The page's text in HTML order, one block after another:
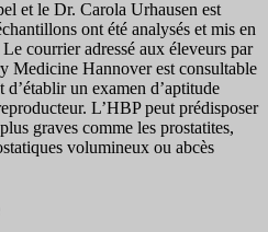
et le Dr. Carola Urhausen est
ont été analysés et mis en
courrier adressé aux éleveurs par
Medicine Hannover est consultable
d’établir un examen d’aptitude
L’HBP peut prédisposer
graves comme les prostatites,
volumineux ou abcès